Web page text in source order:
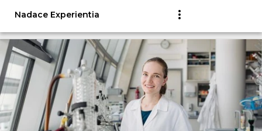
Nadace Experientia